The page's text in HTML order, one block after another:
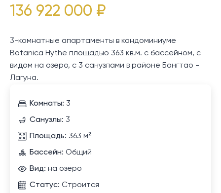
136 922 000 ₽
3-комнатные апартаменты в кондоминиуме
Botanica Hythe площадью 363 кв.м. с бассейном, с
видом на озеро, с 3 санузлами в районе Бангтао -
Лагуна.
Комнаты: 3
Санузлы: 3
Площадь: 363 м²
Бассейн: Общий
Вид: на озеро
Статус: Строится